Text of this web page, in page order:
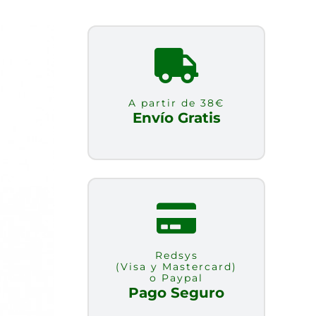
A partir de 38€
Envío Gratis
Redsys
(Visa y Mastercard)
o Paypal
Pago Seguro